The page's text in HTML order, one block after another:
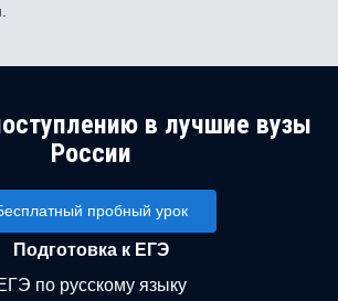
в лучшие вузы
России
пробный урок
Подготовка к ЕГЭ
по русскому языку